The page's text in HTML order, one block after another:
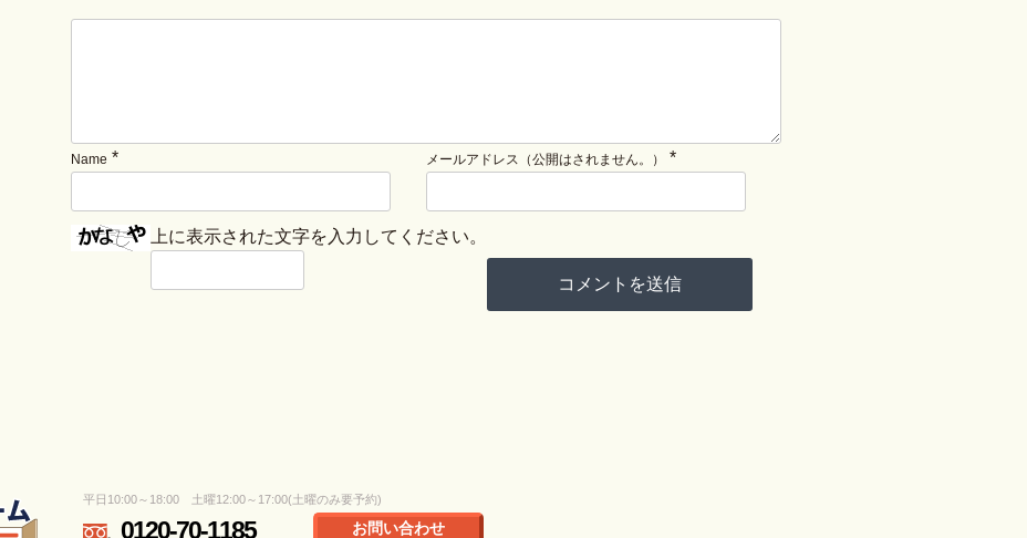
Name * メールアドレス（公開はされません。） *
上に表示された文字を入力してください。
平日10:00～18:00 土曜12:00～17:00(土曜のみ要予約)
0120-70-1185 お問い合わせ